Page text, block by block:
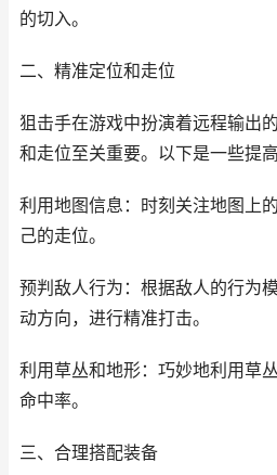
的切入。
二、精准定位和走位
狙击手在游戏中扮演着远程输出
和走位至关重要。以下是一些提
利用地图信息：时刻关注地图上
己的走位。
预判敌人行为：根据敌人的行为
动方向，进行精准打击。
利用草丛和地形：巧妙地利用草
命中率。
三、合理搭配装备